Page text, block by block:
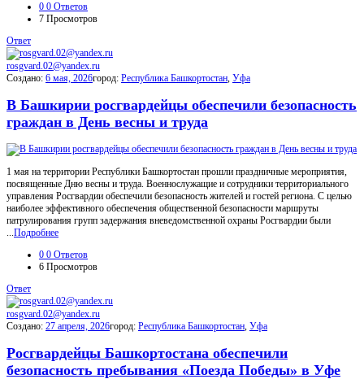
0 0 Ответов
7 Просмотров
Ответ
rosgvard.02@yandex.ru
Создано: 6 мая, 2026город: Республика Башкортостан, Уфа
В Башкирии росгвардейцы обеспечили безопасность
граждан в День весны и труда
1 мая на территории Республики Башкортостан прошли праздничные мероприятия,
посвященные Дню весны и труда. Военнослужащие и сотрудники территориального
управления Росгвардии обеспечили безопасность жителей и гостей региона. С целью
наиболее эффективного обеспечения общественной безопасности маршруты
патрулирования групп задержания вневедомственной охраны Росгвардии были
...Подробнее
0 0 Ответов
6 Просмотров
Ответ
rosgvard.02@yandex.ru
Создано: 27 апреля, 2026город: Республика Башкортостан, Уфа
Росгвардейцы Башкортостана обеспечили
безопасность пребывания «Поезда Победы» в Уфе